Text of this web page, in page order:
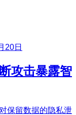
20日
攻击暴露智
保留数据的隐私泄